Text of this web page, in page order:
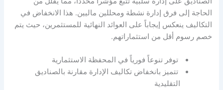
الحاجة إلى فرق إدارة نشطة ومحللين ماليين. هذا الانخفاض في
التكاليف ينعكس إيجاباً على العوائد النهائية للمستثمرين، حيث يتم
خصم رسوم أقل من استثماراتهم.
توفر تنوعاً فورياً في المحفظة الاستثمارية
تتميز بانخفاض تكاليف الإدارة مقارنة بالصناديق
التقليدية